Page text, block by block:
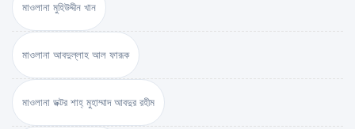
মাওলানা মুহিউদ্দীন খান
মাওলানা আবদুল্লাহ আল ফারূক
মাওলানা ডক্টর শাহ্‌ মুহাম্মাদ আবদুর রহীম